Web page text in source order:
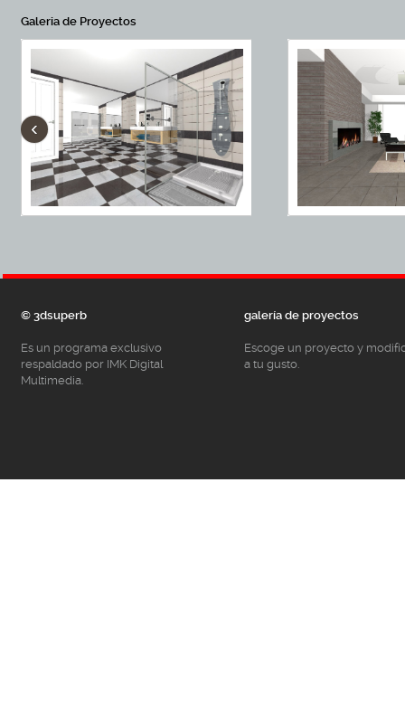
Galeria de Proyectos
‹
© 3dsuperb
Es un programa exclusivo
respaldado por IMK Digital
Multimedia.
galería de proyectos
Escoge un proyecto y
a tu gusto.